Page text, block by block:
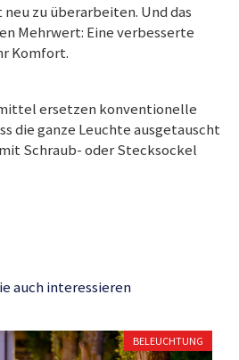
zu überarbeiten. Und das
Mehrwert: Eine verbesserte
Komfort.
ersetzen konventionelle
die ganze Leuchte ausgetauscht
Schraub- oder Stecksockel
auch interessieren
BELEUCHTUNG